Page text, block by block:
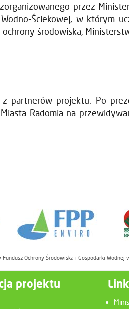
przez
Ściekowej, w którym
środowiska,
partnerów projektu. Po
Radomia na
Ochrony Środowiska i Gospodarki Wodnej
projektu